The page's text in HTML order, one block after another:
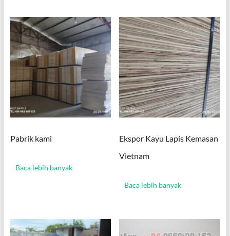
Pabrik kami
Baca lebih banyak
Ekspor Kayu Lapis Kemasan
Vietnam
Baca lebih banyak